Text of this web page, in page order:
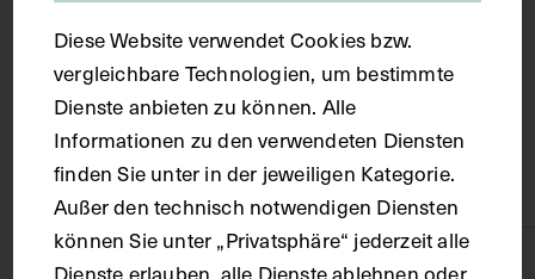
Basel
Material
Papier
Technik
Diese Website verwendet Cookies bzw.
vergleichbare Technologien, um bestimmte
Dienste anbieten zu können. Alle
Informationen zu den verwendeten Diensten
finden Sie unter in der jeweiligen Kategorie.
Außer den technisch notwendigen Diensten
können Sie unter „Privatsphäre“ jederzeit alle